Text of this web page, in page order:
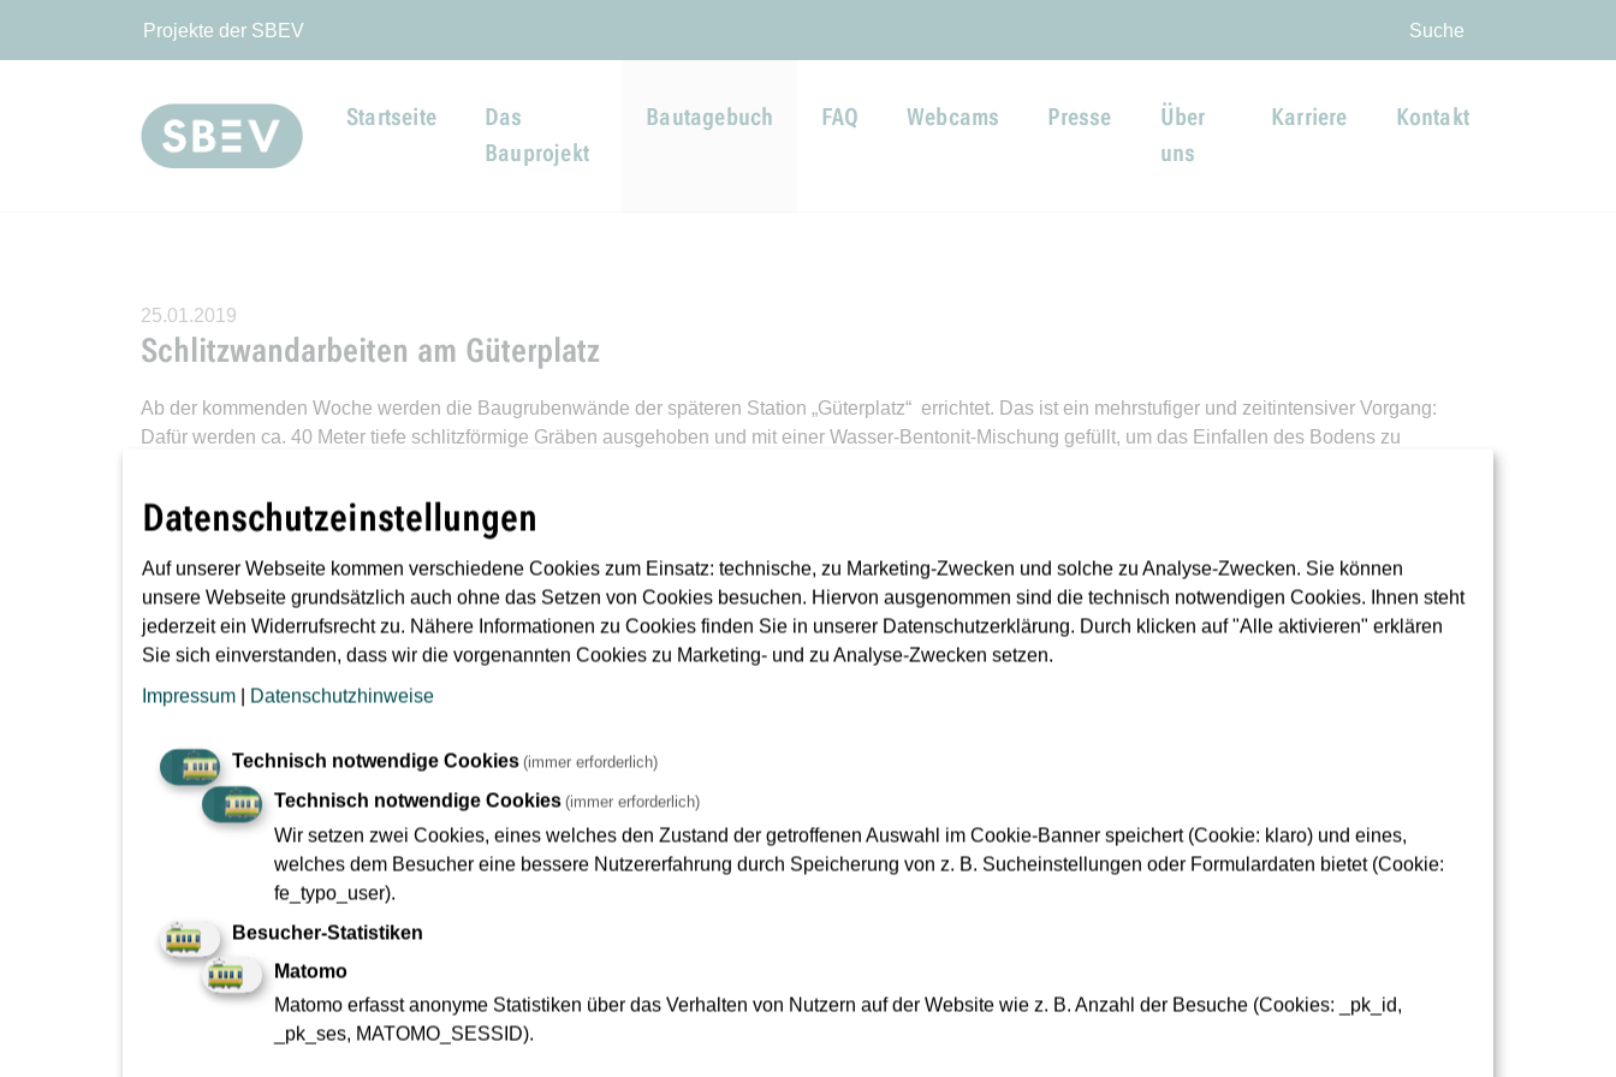
Projekte der SBEV
Suche
Startseite
Das
Bauprojekt
Bautagebuch FAQ Webcams Presse
Über
uns
Karriere Kontakt
25.01.2019
Schlitzwandarbeiten am Güterplatz
Ab der kommenden Woche werden die Baugrubenwände der späteren Station „Güterplatz“ errichtet. Das ist ein mehrstufiger und zeitintensiver Vorgang:
Dafür werden ca. 40 Meter tiefe schlitzförmige Gräben ausgehoben und mit einer Wasser-Bentonit-Mischung gefüllt, um das Einfallen des Bodens zu
Einige dieser Schlitze sind etwa 40 Meter tief, 120 Zentimeter breit und 8 Meter lang. Da die Verfüllung ohne Unterbrechung durchgeführt werden muss und
schon kleinste Verzögerungen den Zeitplan umwerfen, gibt es eine Ausnahmegenehmigung. Sie erlaubt, dass bis Ende Juli die Arbeiten an maximal 3 Tagen
in der Woche bereits um 6.00 Uhr begonnen und bei Bedarf bis 23.00 Uhr fortgesetzt werden dürfen. Die verlängerten Arbeitszeiten werden voraussichtlich
Nach Angaben unseres Auftragnehmers ist damit zu rechnen, dass die verlängerten Arbeitszeiten in den weiteren Wochen jeweils mittwochs und freitags
genutzt werden. Bitte beachten Sie jedoch, dass es zu kurzfristigen Abweichungen kommen kann. Wir versuchen, die Beeinträchtigungen so gering wie
möglich zu halten. Wir möchten Sie bereits jetzt um Ihre Kooperation und Ihr Verständnis bitten.
zur Übersicht
teilen
Datenschutzeinstellungen
Auf unserer Webseite kommen verschiedene Cookies zum Einsatz: technische, zu Marketing-Zwecken und solche zu Analyse-Zwecken. Sie können
unsere Webseite grundsätzlich auch ohne das Setzen von Cookies besuchen. Hiervon ausgenommen sind die technisch notwendigen Cookies. Ihnen steht
jederzeit ein Widerrufsrecht zu. Nähere Informationen zu Cookies finden Sie in unserer Datenschutzerklärung. Durch klicken auf "Alle aktivieren" erklären
Sie sich einverstanden, dass wir die vorgenannten Cookies zu Marketing- und zu Analyse-Zwecken setzen.
Impressum | Datenschutzhinweise
Technisch notwendige Cookies (immer erforderlich)
Technisch notwendige Cookies (immer erforderlich)
Wir setzen zwei Cookies, eines welches den Zustand der getroffenen Auswahl im Cookie-Banner speichert (Cookie: klaro) und eines,
welches dem Besucher eine bessere Nutzererfahrung durch Speicherung von z. B. Sucheinstellungen oder Formulardaten bietet (Cookie:
fe_typo_user).
Besucher-Statistiken
Matomo
Matomo erfasst anonyme Statistiken über das Verhalten von Nutzern auf der Website wie z. B. Anzahl der Besuche (Cookies: _pk_id,
_pk_ses, MATOMO_SESSID).